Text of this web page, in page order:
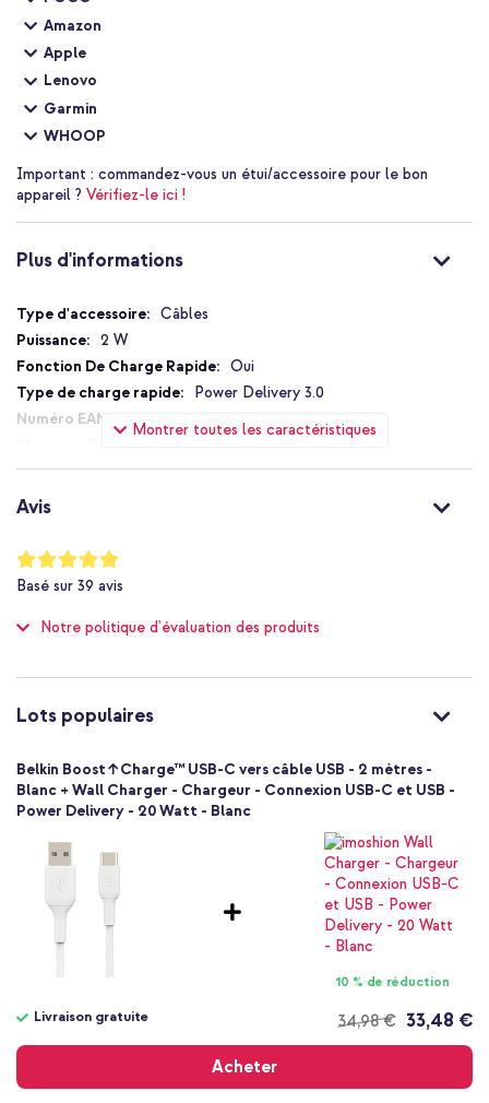
Amazon
Apple
Lenovo
Garmin
WHOOP
Important : commandez-vous un étui/accessoire pour le bon
appareil ? Vérifiez-le ici !
Plus d'informations
Montrer toutes les caractéristiques
Plus
d'informations
Câbles
2 W
Oui
Power Delivery 3.0
745883788514
CAB001bt2MWH
fil, Casque In-ear, Ordinateur portable, Smartphone, Tablette
Non
USB-A
Blanc
Non
Avis
Notation:
98
%
of
Basé sur 39 avis
Notre politique d'évaluation des produits
Lots populaires
Belkin Boost↑Charge™ USB-C vers câble USB - 2 mètres -
Blanc + Wall Charger - Chargeur - Connexion USB-C et USB -
Power Delivery - 20 Watt - Blanc
10 % de réduction
34,98 €
Livraison gratuite 33,48 €
Acheter